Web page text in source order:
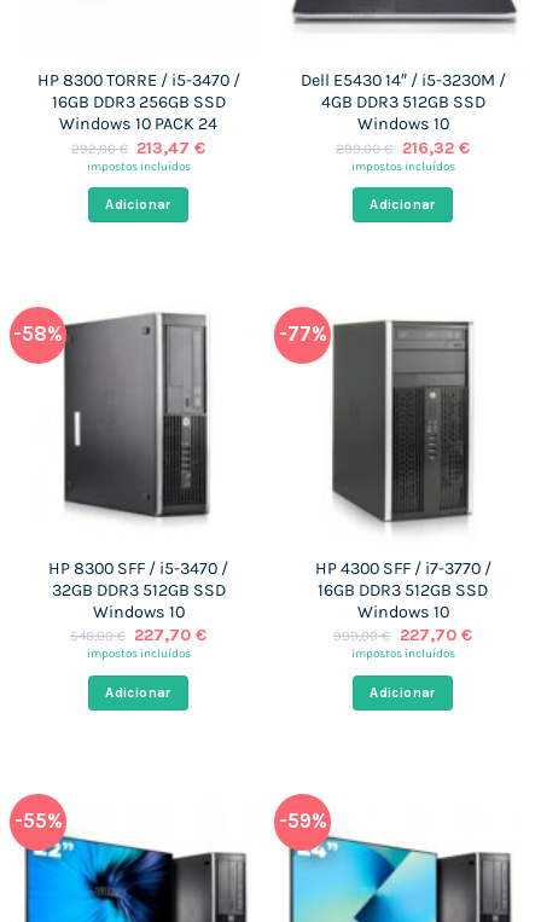
HP 8300 TORRE / i5-3470 /
16GB DDR3 256GB SSD
Windows 10 PACK 24
292,00€ O
preço
era:
292,00 €.
213,47€O
impostos incluídos
Adicionar
Dell E5430 14″ / i5-3230M /
4GB DDR3 512GB SSD
Windows 10
299,00€
O
preço
era:
299,00 €.
216,32 €O
impostos incluídos
Adicionar
-58%
HP 8300 SFF / i5-3470 /
32GB DDR3 512GB SSD
Windows 10
548,00€ O
preço
era:
548,00 €.
227,70€O
impostos incluídos
Adicionar
-77%
HP 4300 SFF / i7-3770 /
16GB DDR3 512GB SSD
Windows 10
999,00€
O
preço
era:
999,00 €.
227,70 €O
impostos incluídos
Adicionar
-55% -59%